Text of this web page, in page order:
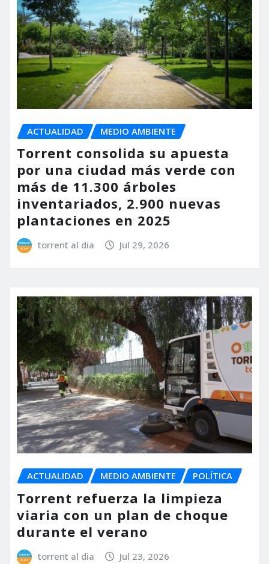
ACTUALIDAD MEDIO AMBIENTE
Torrent consolida su apuesta
por una ciudad más verde con
más de 11.300 árboles
inventariados, 2.900 nuevas
plantaciones en 2025
torrent al dia Jul 29, 2026
ACTUALIDAD MEDIO AMBIENTE POLÍTICA
Torrent refuerza la limpieza
viaria con un plan de choque
durante el verano
torrent al dia Jul 23, 2026